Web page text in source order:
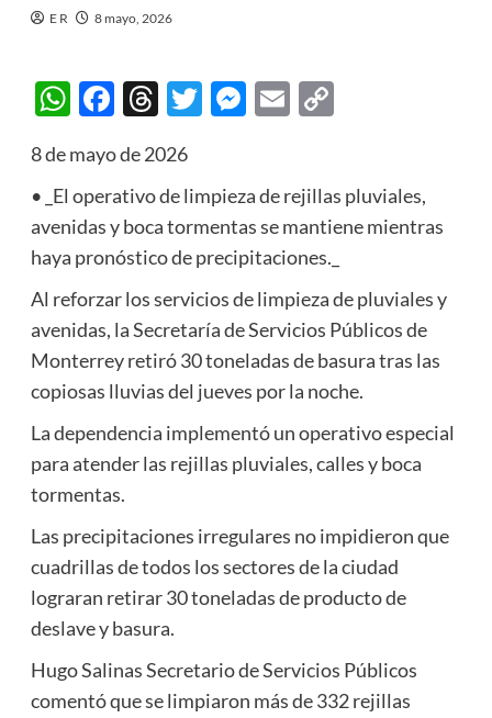
E R 8 mayo, 2026
WhatsApp
Facebook
Threads
Twitter
Messenger
EmailCopy
8 de mayo de 2026
• _El operativo de limpieza de rejillas pluviales,
avenidas y boca tormentas se mantiene mientras
haya pronóstico de precipitaciones._
Al reforzar los servicios de limpieza de pluviales y
avenidas, la Secretaría de Servicios Públicos de
Monterrey retiró 30 toneladas de basura tras las
copiosas lluvias del jueves por la noche.
La dependencia implementó un operativo especial
para atender las rejillas pluviales, calles y boca
tormentas.
Las precipitaciones irregulares no impidieron que
cuadrillas de todos los sectores de la ciudad
lograran retirar 30 toneladas de producto de
deslave y basura.
Hugo Salinas Secretario de Servicios Públicos
comentó que se limpiaron más de 332 rejillas